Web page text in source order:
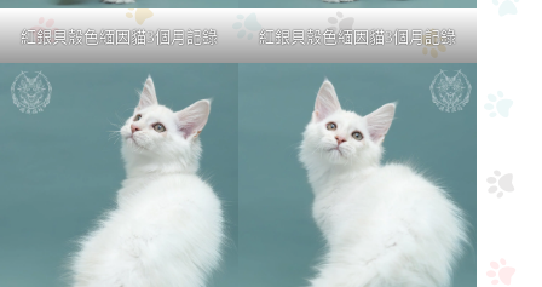
紅銀貝殼色緬因貓3個月記錄 紅銀貝殼色緬因貓3個月記錄